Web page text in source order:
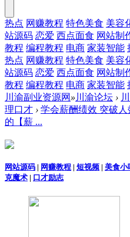
热点 网赚教程 特色美食 美容
站源码 恋爱 西点面食 网站制
教程 编程教程 电商 家装智能
热点 网赚教程 特色美食 美容
站源码 恋爱 西点面食 网站制
教程 编程教程 电商 家装智能
川渝副业资源网 » 川渝论坛 ›
理口才 › 学会薪酬绩效 突破
的【薪 ...
网站源码 | 网赚教程 | 短视频 | 美食小
克魔术 | 口才励志